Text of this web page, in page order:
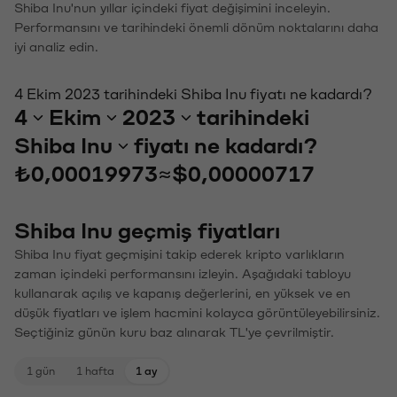
Shiba Inu'nun yıllar içindeki fiyat değişimini inceleyin.
Performansını ve tarihindeki önemli dönüm noktalarını daha
iyi analiz edin.
4 Ekim 2023 tarihindeki Shiba Inu fiyatı ne kadardı?
4 Ekim 2023
tarihindeki
Shiba Inu
fiyatı ne kadardı?
₺0,00019973≈$0,00000717
Shiba Inu geçmiş fiyatları
Shiba Inu fiyat geçmişini takip ederek kripto varlıkların
zaman içindeki performansını izleyin. Aşağıdaki tabloyu
kullanarak açılış ve kapanış değerlerini, en yüksek ve en
düşük fiyatları ve işlem hacmini kolayca görüntüleyebilirsiniz.
Seçtiğiniz günün kuru baz alınarak TL'ye çevrilmiştir.
1 gün 1 hafta 1 ay